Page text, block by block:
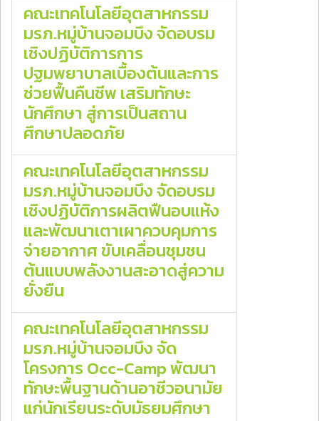
คณะเทคโนโลยีอุตสาหกรรม
มรภ.หมู่บ้านจอมบึง จัดอบรม
เชิงปฏิบัติการการ
ปฐมพยาบาลเบื้องต้นและการ
ช่วยฟื้นคืนชีพ เสริมทักษะ
นักศึกษา สู่การเป็นสถาน
ศึกษาปลอดภัย
คณะเทคโนโลยีอุตสาหกรรม
มรภ.หมู่บ้านจอมบึง จัดอบรม
เชิงปฏิบัติการผลิตฟืนอบแห้ง
และพัฒนาเตาเผาควบคุมการ
จ่ายอากาศ ขับเคลื่อนชุมชน
ต้นแบบพลังงานสะอาดสู่ความ
ยั่งยืน
คณะเทคโนโลยีอุตสาหกรรม
มรภ.หมู่บ้านจอมบึง จัด
โครงการ Occ-Camp พัฒนา
ทักษะพื้นฐานด้านอาชีวอนามัย
แก่นักเรียนระดับมัธยมศึกษา